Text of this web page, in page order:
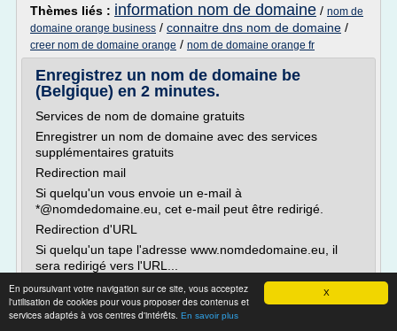
X
En poursuivant votre navigation sur ce site, vous acceptez
l'utilisation de cookies pour vous proposer des contenus et
services adaptés à vos centres d'intérêts. En savoir plus
Thèmes liés : information nom de domaine / nom de
domaine orange business / connaitre dns nom de domaine /
creer nom de domaine orange / nom de domaine orange fr
Enregistrez un nom de domaine be
(Belgique) en 2 minutes.
Services de nom de domaine gratuits
Enregistrer un nom de domaine avec des services
supplémentaires gratuits
Redirection mail
Si quelqu'un vous envoie un e-mail à
*@nomdedomaine.eu, cet e-mail peut être redirigé.
Redirection d'URL
Si quelqu'un tape l'adresse www.nomdedomaine.eu, il
sera redirigé vers l'URL...
Lire la suite